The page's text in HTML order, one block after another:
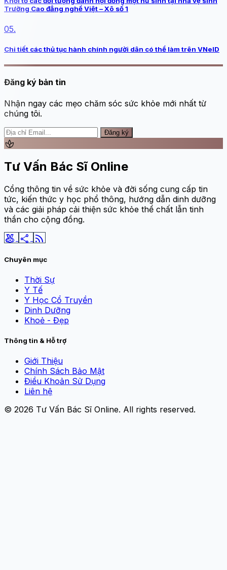
Trường Cao đẳng nghề Việt – Xô số 1
05.
Chi tiết các thủ tục hành chính người dân có thể làm trên VNeID
Đăng ký bản tin
Nhận ngay các mẹo chăm sóc sức khỏe mới nhất từ
chúng tôi.
Đăng ký
spa
Tư Vấn Bác Sĩ Online
Cổng thông tin về sức khỏe và đời sống cung cấp tin
tức, kiến thức y học phổ thông, hướng dẫn dinh dưỡng
và các giải pháp cải thiện sức khỏe thể chất lẫn tinh
thần cho cộng đồng.
social_leaderboard share rss_feed
Chuyên mục
Thời Sự
Y Tế
Y Học Cổ Truyền
Dinh Dưỡng
Khoẻ - Đẹp
Thông tin & Hỗ trợ
Giới Thiệu
Chính Sách Bảo Mật
Điều Khoản Sử Dụng
Liên hệ
© 2026 Tư Vấn Bác Sĩ Online. All rights reserved.